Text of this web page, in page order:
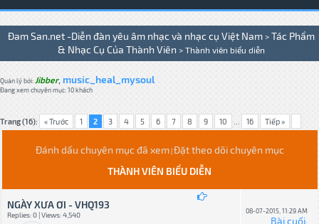
Đam San.net -Diễn đàn yêu âm nhạc và nhạc cụ Việt Nam > Tác Phẩm
& Nhạc Cụ Của Thành Viên > Thành viên biểu diễn
Quản lý bởi:Jibber,music_heal_mysoul
Đang xem chuyên mục: 10 khách
Trang (16): « Trước 1 2 3 4 5 6 7 8 9 10 ... 16 Tiếp »
Đánh dấu chuyên mục đã xem| Đặt theo dõi chuyên mục
THÀNH VIÊN BIỂU DIỄN
NGÀY XƯA ƠI - VHQ193
Replies: 0 | Views: 4,540 08-07-2015, 11:29 AM
Bài cuối